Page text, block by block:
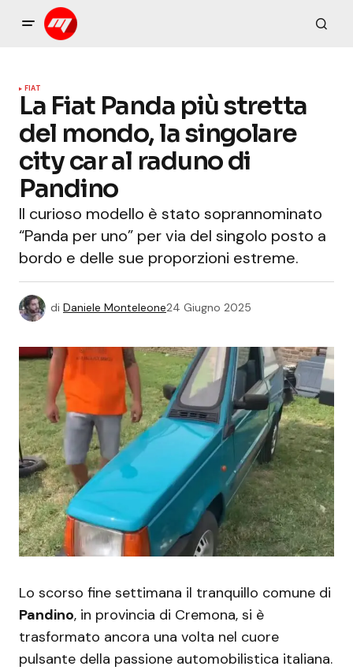
FIAT
La Fiat Panda più stretta
del mondo, la singolare
city car al raduno di
Pandino
Il curioso modello è stato soprannominato
“Panda per uno” per via del singolo posto a
bordo e delle sue proporzioni estreme.
di Daniele Monteleone24 Giugno 2025
Lo scorso fine settimana il tranquillo comune di
Pandino, in provincia di Cremona, si è
trasformato ancora una volta nel cuore
pulsante della passione automobilistica italiana.